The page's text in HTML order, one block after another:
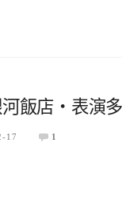
河飯店‧表演
17 1